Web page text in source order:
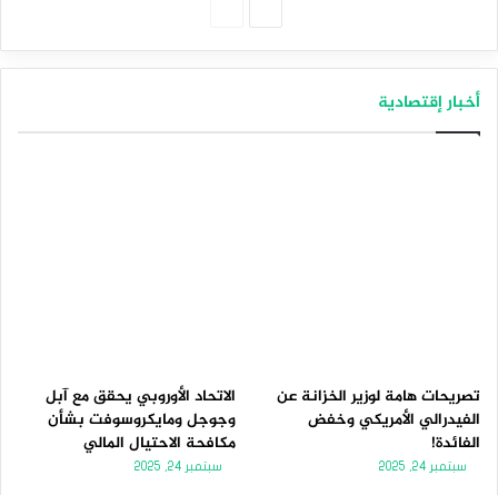
أخبار إقتصادية
تصريحات هامة لوزير الخزانة عن
الفيدرالي الأمريكي وخفض
الفائدة!
سبتمبر 24, 2025
الاتحاد الأوروبي يحقق مع آبل
وجوجل ومايكروسوفت بشأن
مكافحة الاحتيال المالي
سبتمبر 24, 2025